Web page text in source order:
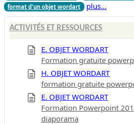
format d'un objet wordart
plus…
ACTIVITÉS ET RESSOURCES
E. OBJET WORDART
Formation gratuite
H. OBJET WORDART
formation gratuite
E. OBJET WORDART
Formation Powerpoint
diaporama